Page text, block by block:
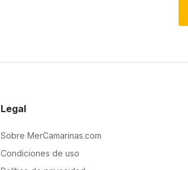
Legal
Sobre MerCamarinas.com
Condiciones de uso